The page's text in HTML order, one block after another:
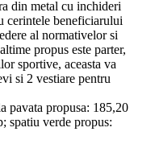
din metal cu inchideri
cerintele beneficiarului
al normativelor si
propus este parter,
sportive, aceasta va
si 2 vestiare pentru
pavata propusa: 185,20
spatiu verde propus: